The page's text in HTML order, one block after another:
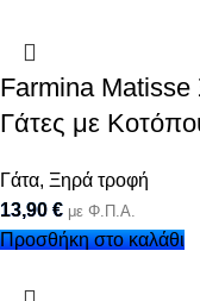
Farmina Matisse
Γάτες με
Γάτα, Ξηρά τροφή
13,90 € με Φ.Π.Α.
Προσθήκη στο καλάθι